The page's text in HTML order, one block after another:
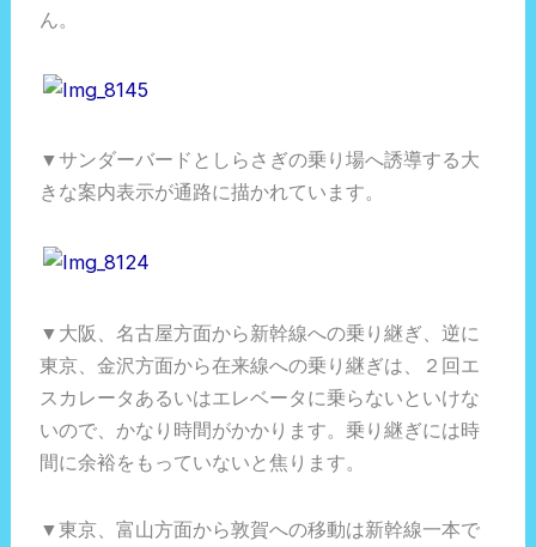
ん。
▼サンダーバードとしらさぎの乗り場へ誘導する大
きな案内表示が通路に描かれています。
▼大阪、名古屋方面から新幹線への乗り継ぎ、逆に
東京、金沢方面から在来線への乗り継ぎは、２回エ
スカレータあるいはエレベータに乗らないといけな
いので、かなり時間がかかります。乗り継ぎには時
間に余裕をもっていないと焦ります。
▼東京、富山方面から敦賀への移動は新幹線一本で